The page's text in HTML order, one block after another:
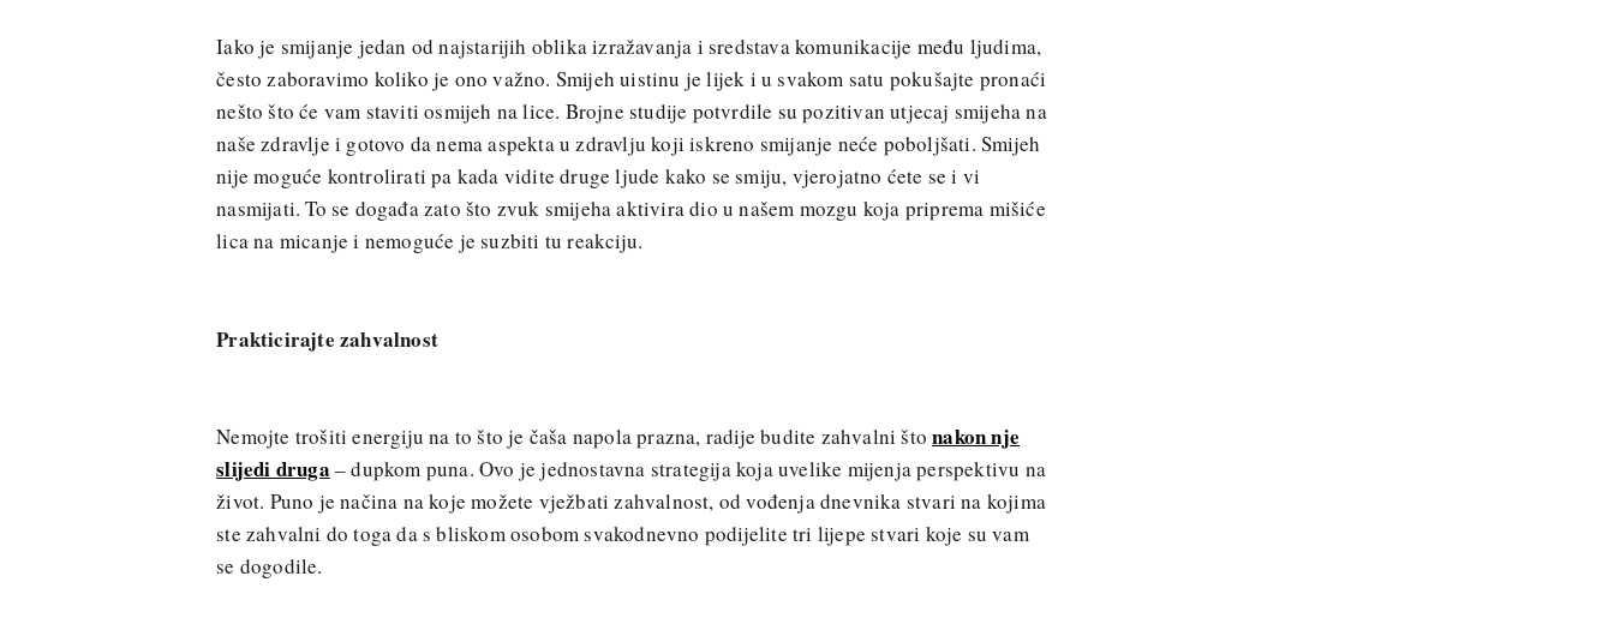
Iako je smijanje jedan od najstarijih oblika izražavanja i sredstava komunikacije među ljudima,
često zaboravimo koliko je ono važno. Smijeh uistinu je lijek i u svakom satu pokušajte pronaći
nešto što će vam staviti osmijeh na lice. Brojne studije potvrdile su pozitivan utjecaj smijeha na
naše zdravlje i gotovo da nema aspekta u zdravlju koji iskreno smijanje neće poboljšati. Smijeh
nije moguće kontrolirati pa kada vidite druge ljude kako se smiju, vjerojatno ćete se i vi
nasmijati. To se događa zato što zvuk smijeha aktivira dio u našem mozgu koja priprema mišiće
lica na micanje i nemoguće je suzbiti tu reakciju.
Prakticirajte zahvalnost
Nemojte trošiti energiju na to što je čaša napola prazna, radije budite zahvalni štonakon nje
slijedi druga – dupkom puna. Ovo je jednostavna strategija koja uvelike mijenja perspektivu na
život. Puno je načina na koje možete vježbati zahvalnost, od vođenja dnevnika stvari na kojima
ste zahvalni do toga da s bliskom osobom svakodnevno podijelite tri lijepe stvari koje su vam
se dogodile.